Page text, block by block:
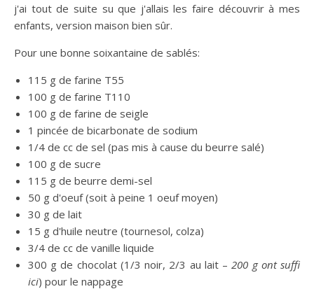
j'ai tout de suite su que j'allais les faire découvrir à mes
enfants, version maison bien sûr.
Pour une bonne soixantaine de sablés:
115 g de farine T55
100 g de farine T110
100 g de farine de seigle
1 pincée de bicarbonate de sodium
1/4 de cc de sel (pas mis à cause du beurre salé)
100 g de sucre
115 g de beurre demi-sel
50 g d'oeuf (soit à peine 1 oeuf moyen)
30 g de lait
15 g d'huile neutre (tournesol, colza)
3/4 de cc de vanille liquide
300 g de chocolat (1/3 noir, 2/3 au lait –200 g ont suffi
ici) pour le nappage